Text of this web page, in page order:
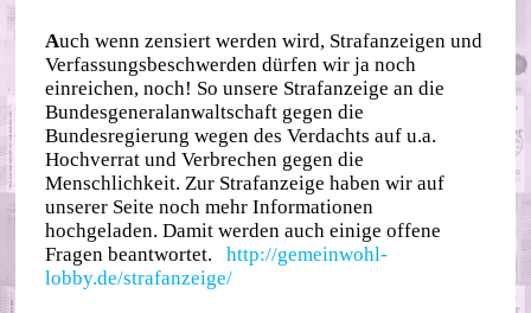
Auch wenn zensiert werden wird, Strafanzeigen und
Verfassungsbeschwerden dürfen wir ja noch
einreichen, noch! So unsere Strafanzeige an die
Bundesgeneralanwaltschaft gegen die
Bundesregierung wegen des Verdachts auf u.a.
Hochverrat und Verbrechen gegen die
Menschlichkeit. Zur Strafanzeige haben wir auf
unserer Seite noch mehr Informationen
hochgeladen. Damit werden auch einige offene
Fragen beantwortet.http://gemeinwohl-
lobby.de/strafanzeige/